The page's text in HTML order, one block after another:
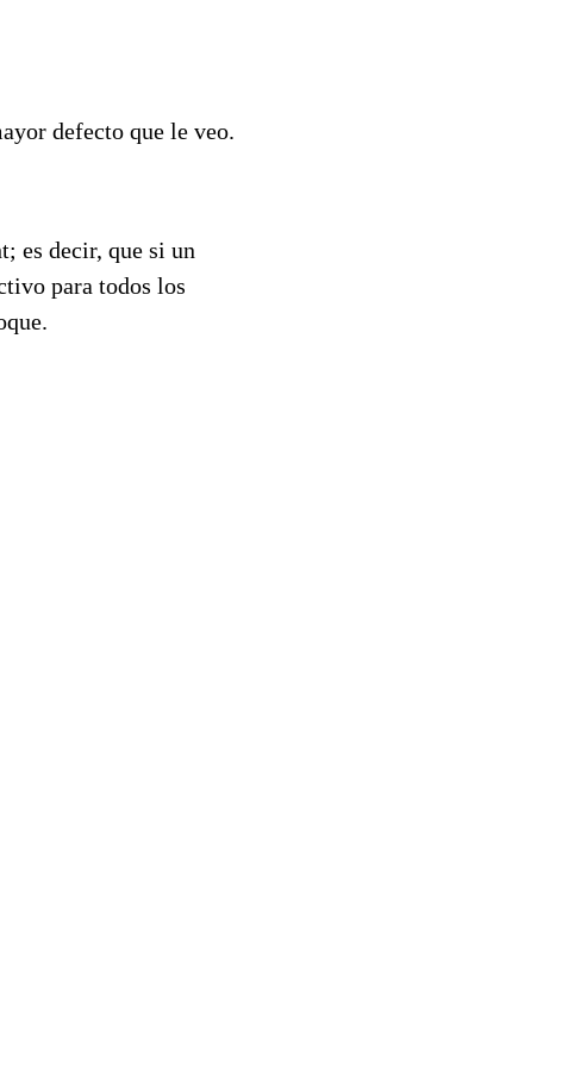
defecto que le veo.
es decir, que si un
para todos los